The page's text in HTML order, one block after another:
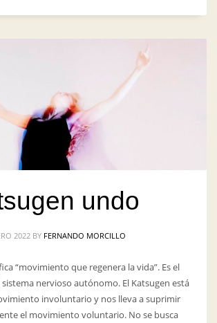
undo
2022 BY FERNANDO MORCILLO
“movimiento que regenera la vida”. Es el
nervioso autónomo. El Katsugen está
involuntario y nos lleva a suprimir
el movimiento voluntario. No se busca